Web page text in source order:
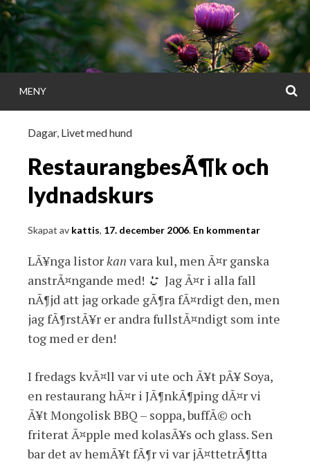
Gå
direkt
till
innehållet
i ord & bild
MENY
Dagar, Livet med hund
RestaurangbesÃ¶k och
lydnadskurs
Skapat av kattis, 17. december 2006. En kommentar
LÃ¥nga listorkan vara kul, men Ã¤r ganska
anstrÃ¤ngande med!
Jag Ã¤r i alla fall
nÃ¶jd att jag orkade gÃ¶ra fÃ¤rdigt den, men
jag fÃ¶rstÃ¥r er andra fullstÃ¤ndigt som inte
tog med er den!
I fredags kvÃ¤ll var vi ute och Ã¥t pÃ¥ Soya,
en restaurang hÃ¤r i JÃ¶nkÃ¶ping dÃ¤r vi
Ã¥t Mongolisk BBQ – soppa, buffÃ© och
friterat Ã¤pple med kolasÃ¥s och glass. Sen
bar det av hemÃ¥t fÃ¶r vi var jÃ¤ttetrÃ¶tta